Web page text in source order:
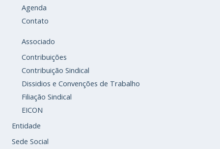
Agenda
Contato
Associado
Contribuições
Contribuição Sindical
Dissidios e Convenções de Trabalho
Filiação Sindical
EICON
Entidade
Sede Social